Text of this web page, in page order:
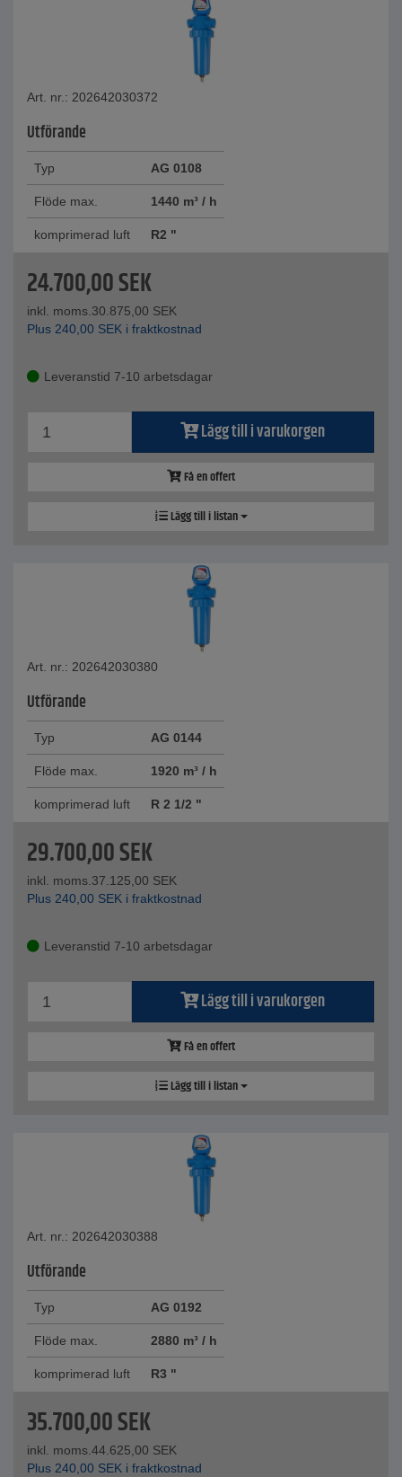
Art. nr.: 202642030372
Utförande
Typ AG 0108
Flöde max. 1440 m³ / h
komprimerad luft R2 "
24.700,00SEK
inkl. moms.30.875,00 SEK
Plus 240,00 SEK i fraktkostnad
Leveranstid 7-10 arbetsdagar
Lägg till i varukorgen
Få en offert
Lägg till i listan
Art. nr.: 202642030380
Utförande
Typ AG 0144
Flöde max. 1920 m³ / h
komprimerad luft R 2 1/2 "
29.700,00SEK
inkl. moms.37.125,00 SEK
Plus 240,00 SEK i fraktkostnad
Leveranstid 7-10 arbetsdagar
Lägg till i varukorgen
Få en offert
Lägg till i listan
Art. nr.: 202642030388
Utförande
Typ AG 0192
Flöde max. 2880 m³ / h
komprimerad luft R3 "
35.700,00SEK
inkl. moms.44.625,00 SEK
Plus 240,00 SEK i fraktkostnad